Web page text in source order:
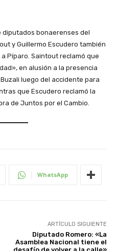
diputados bonaerenses del
y Guillermo Escudero también
Píparo. Saintout reclamó que
en alusión a la presencia
luego del accidente para
que Escudero reclamó la
de Juntos por el Cambio.
WhatsApp
ARTÍCULO SIGUIENTE
Diputado Romero: «La
Asamblea Nacional tiene el